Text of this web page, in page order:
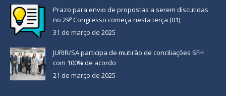
Prazo para envio de propostas a serem discutidas
no 29º Congresso começa nesta terça (01)
31 de março de 2025
JURIR/SA participa de mutirão de conciliações SFH
com 100% de acordo
21 de março de 2025